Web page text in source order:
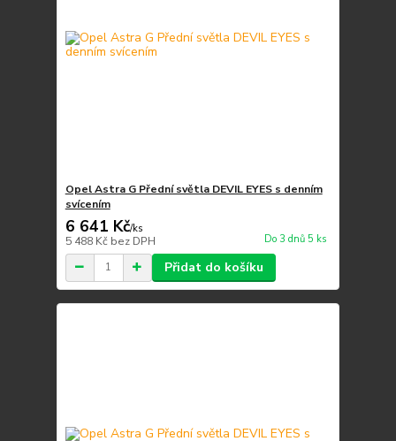
Opel Astra G Přední světla DEVIL EYES s denním
svícením
6 641 Kč/ks
5 488 Kč bez DPH Do 3 dnů 5 ks
Přidat do košíku